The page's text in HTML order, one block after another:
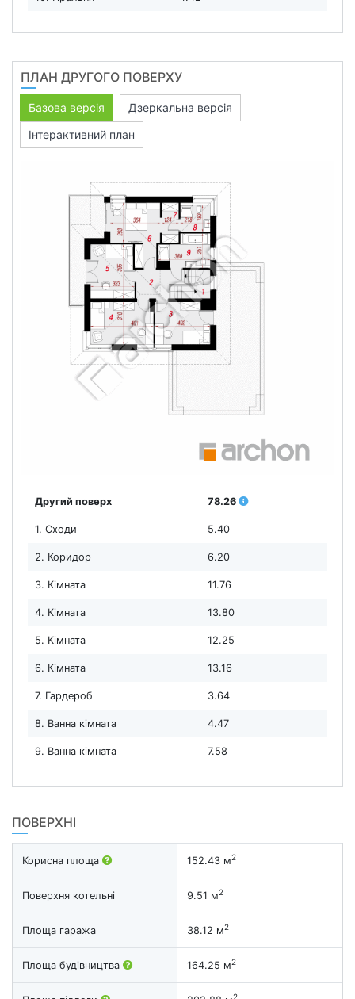
ПЛАН ДРУГОГО ПОВЕРХУ
Базова версія
Дзеркальна версія
Інтерактивний план
Другий поверх 78.26
1. Сходи 5.40
2. Коридор 6.20
3. Кімната 11.76
4. Кімната 13.80
5. Кімната 12.25
6. Кімната 13.16
7. Гардероб 3.64
8. Ванна кімната 4.47
9. Ванна кімната 7.58
ПОВЕРХНІ
Корисна площа 152.43 м2
Поверхня котельні 9.51 м2
Площа гаража 38.12 м2
Площа будівництва 164.25 м2
2